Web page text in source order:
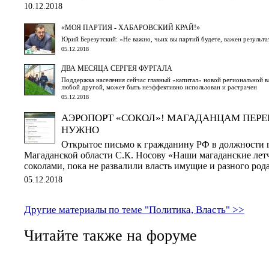
10.12.2018
«МОЯ ПАРТИЯ - ХАБАРОВСКИЙ КРАЙ!»
Юрий Березутский: «Не важно, чьих вы партий будете, важен
05.12.2018
ДВА МЕСЯЦА СЕРГЕЯ ФУРГАЛА
Поддержка населения сейчас главный «капитал» новой региональной
любой другой, может быть неэффективно использован и растрачен
05.12.2018
АЭРОПОРТ «СОКОЛ»! МАГАДАНЦАМ
НУЖНО
Открытое письмо к гражданину РФ в должности
Магаданской области С.К. Носову «Наши магаданские
соколами, пока не развалили власть имущие и разного
05.12.2018
Другие материалы по теме "Политика, Власть" >>
Читайте также на форуме